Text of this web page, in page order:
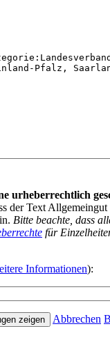
urheberrechtlich
der Text Allgemeingut
Bitte beachte, dass
für
Informationen):
Abbrechen